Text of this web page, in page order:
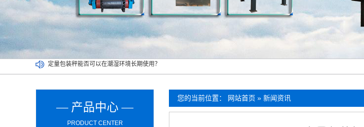
介绍双工位定量包装秤清洁及维护环节的操作事项
买二手定量包装秤一定要考虑以下因素，切记！
您的当前位置： 网站首页 » 新闻资讯
— 产品中心 —
PRODUCT CENTER